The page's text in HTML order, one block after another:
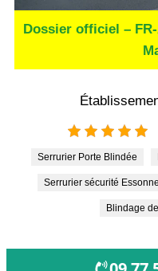
Dossier officiel –
Serrurier Porte Blindée
Serrurier sécurité Essonne
Blindage